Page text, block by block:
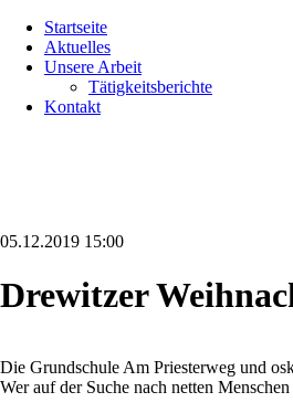
überspringen
Startseite
Aktuelles
Unsere Arbeit
Tätigkeitsberichte
Kontakt
05.12.2019 15:00
Drewitzer
Die Grundschule Am Priesterweg und
Wer auf der Suche nach netten